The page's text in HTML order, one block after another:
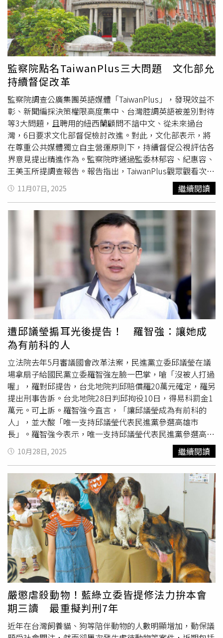
案三讀闖關？國民黨團書記長羅智強說，黨團一貫做法是不
會公布期程，但優先法案一個都不會落下，「該處理的時候
就會處理」。民眾黨立委林國成也強調，年金的議題，基本
上民眾黨支持停砍但不能走回頭路，停砍合情合理，因為最
初年改的時候，考試院就把退休所得替代率訂在70％，現在
已經砍到66.5％，應該要停不能再砍，大家也應該坐下來
談。民進黨團幹事長鍾佳濱則指出，2012年前總統馬英九
說「年金改革，今天不做，明天就會後悔。」前民眾黨主席
柯文哲2017年也大罵反年改團體「王八蛋」，皆顯示年金
改革是不分政黨的共識，也代表年金改革勢在必行。民進黨
團11月初就針對反年改法案公布民調，延續年改的支持率近
6成，藍白支持者中，國民黨僅46％支持停改、民眾黨僅
39％支持停改，在社會高度共識支持年改情況下，藍白難道
又要利用立院的人數優勢，將爭議法案暗渡陳倉嗎？他說，
民進黨團會據理力爭，不過黨團是立院少數已為定局，希望
行政權，甚至是公民能給予更多力量，一起反對藍白再度為
了政治利益強推的爭議法案。
111年公告，個人自用食品價值在1000美元以下、重量6公
斤以內者可免查驗，審計部報告已揭露這是重大漏洞，去年
多達70萬人次依此申請免查驗，更誇張的是，申請次數第1
名者1年內有294天送件，總計3002次，根本是以自用名義
進行商業輸入。李彥秀批評，基層檢疫人員辛苦守護民眾餐
桌安全，行政命令卻大開邊境漏洞，形同前功盡棄，呼籲政
府正視制度性缺陷，強化跨部會聯防，杜絕防線再失守。藍
委牛煦庭日前質詢時也提到「首次輸入非故意」的漏洞，要
求農業部檢討修正。據了解，農業部本來擔心引發民怨，內
部希望維持舊制，但經過研商，最後決定轉彎，昨日修正相
關規定，只要收件人為輸入人違規便裁罰。
監察院點名TaiwanPlus三大問題 文化部允
持續督促改革
監察院調查公廣集團英語媒體「TaiwanPlus」，發現效益不
彰、新聞編採決策權限高度集中、台灣腔調英語被差別對待
等3大問題，且聘用的紐西蘭顧問不諳中文、從未來過台
灣，6日要求文化部督促檢討改進。對此，文化部表示，將
在尊重公共媒體獨立自主營運原則下，持續督促公視評估各
界意見提出精進作為。監察院昨通過監委林郁容、紀惠容、
王美玉所提調查報告。報告指出，TaiwanPlus觀眾觀看次數
區域集中於亞洲地區占67.6％，美洲次之占20.6％，兩者合
計已逾88％，顯示使用者分布高度集中；而歐洲、大洋洲等
地區占比偏低。由於過去TaiwanPlus一再遭質疑觀看次數過
低，根本無法達到宣傳效果，監委表示，雖然觀看次數與時
數已呈現成長趨勢，但整體推廣成效與擴展國際能見度之政
策目標仍存有落差。監察院3月曾約詢TaiwanPlus的員工說
明，證人表示「TaiwanPlus離職率很高，民國114年初到3
月底，已知大概有10個人離職」、「每天早上選稿主持會議
的是住在紐西蘭的顧問，他沒有來過台灣，也不會講中文、
看不懂中文，會有其他3位關鍵人物提供選稿方向，總編輯
會從這些內容中挑選；但其中2位沒有跑新聞經驗，第3位則
是政治立場有點偏頗，沒有做到平衡報導」。監委直言，調
查結果顯示TaiwanPlus跨國團隊間，對於新聞選題標準認知
差異甚大，常因文化理解、新聞敏感度及政策脈絡掌握不
一，導致編採方向出現分歧。證人更進一步指出，我國籍員
工所提出的新聞選題建議，常遭主管否決或未予採納。突顯
每日新聞選題決策權限集中於少數主管，形成決策主導權限
失衡現象。監委另指出，TaiwanPlus是以英語播報為主的國
際傳播平台，原本應該要展現台灣多元文化與語言特色，但
證人表示，曾因具台灣腔調的英語而遭主管拒絕出現在鏡頭
前播音，但目前播報人員已涵蓋英國、美國、印度、紐西蘭
等多種口音，卻排除台灣口音，不僅違背平台「傳遞台灣觀
點」初衷，也有歧視本國籍人才之虞。文化部表示，目前每
年以約8億元支持公視營運TaiwanPlus，公視已依董事會決
議展開改革，相關精進作為將納入TaiwanPlus年度營運計畫
11月07日, 2025 繼續閱讀
遭邱議瑩搧耳光後提告！ 羅智強：讓她成
為有前科的人
立法院去年5月審議國會改革法案，民進黨立委邱議瑩在議
場拿扇子給國民黨立委羅智強左臉一巴掌，嗆「沒被人打過
喔」，羅對邱提告，台北地院判邱賠償羅20萬元確定，羅另
提出刑事告訴。台北地院28日判邱拘役10日，得易科罰金1
萬元。可上訴。羅智強今直言，「讓邱議瑩成為有前科的
人」，並大酸「唯一支持邱議瑩代表民進黨參選高雄市
長」。羅智強今表示，唯一支持邱議瑩代表民進黨參選高雄
市長，這個判決反映了邱是最佳人選。羅智強表示，邱議瑩
有三個第一，第一，暴力第一，她是暴力慣犯，所以法官也
第二是天坑第一，邱議瑩爭取到了高雄美濃大天坑，每個想
要從愛鄉土變成愛挖土的貪官汙吏，都應該去考察。第三，
踹門第一，法務部長的門也是她踹壞的，毀損公物第一。羅
智強大酸，邱議瑩三個第一，加上法院判決，絕對讓她有資
格參選高雄市長。他提告只是幫大眾爭個公道，讓暴力慣犯
邱議瑩受到法律制裁，民事已經判邱議瑩賠20萬元，現在也
非常欣慰法院判她拘役，「羅智強讓邱議瑩成為有前科的
人。」
10月28日, 2025 繼續閱讀
嚴懲虐殺動物！藍綠立委皆提修法力拚本會
期三讀 最重擬判刑7年
近年在台灣飼養貓、狗等陪伴動物的人數明顯增加，動保議